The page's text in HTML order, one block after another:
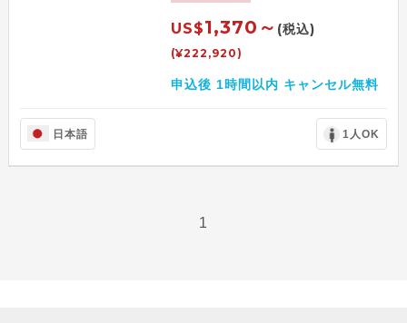
US$1,370～ (税込)
(¥222,920)
申込後 1時間以内 キャンセル無料
日本語 1人OK
1